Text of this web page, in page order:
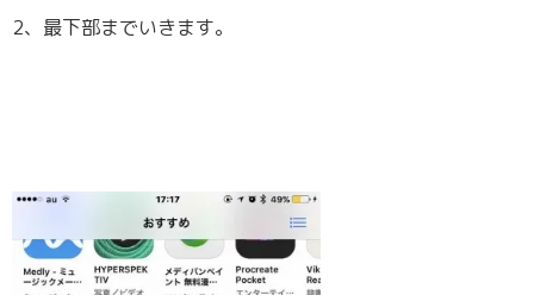
2、最下部までいきます。